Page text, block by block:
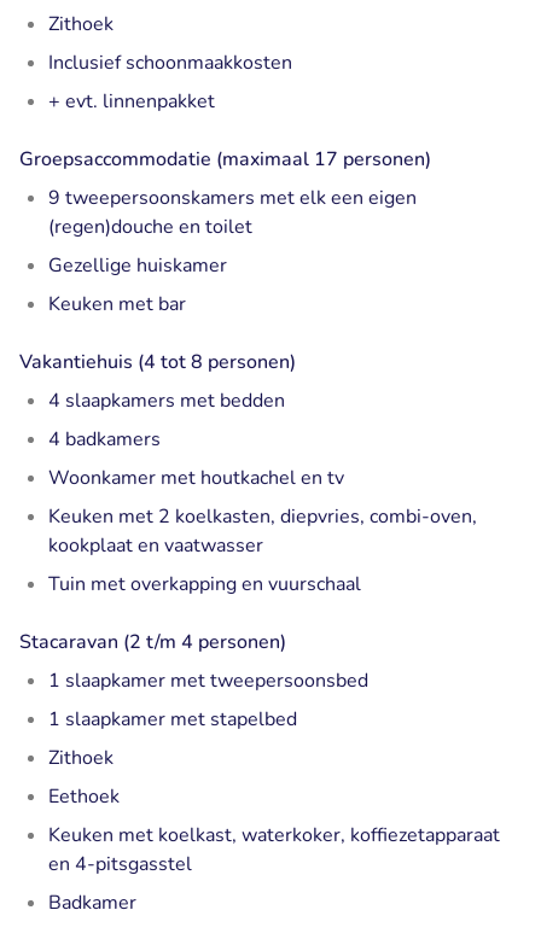
Zithoek
Inclusief schoonmaakkosten
+ evt. linnenpakket
Groepsaccommodatie (maximaal 17 personen)
9 tweepersoonskamers met elk een eigen
(regen)douche en toilet
Gezellige huiskamer
Keuken met bar
Vakantiehuis (4 tot 8 personen)
4 slaapkamers met bedden
4 badkamers
Woonkamer met houtkachel en tv
Keuken met 2 koelkasten, diepvries, combi-oven,
kookplaat en vaatwasser
Tuin met overkapping en vuurschaal
Stacaravan (2 t/m 4 personen)
1 slaapkamer met tweepersoonsbed
1 slaapkamer met stapelbed
Zithoek
Eethoek
Keuken met koelkast, waterkoker, koffiezetapparaat
en 4-pitsgasstel
Badkamer